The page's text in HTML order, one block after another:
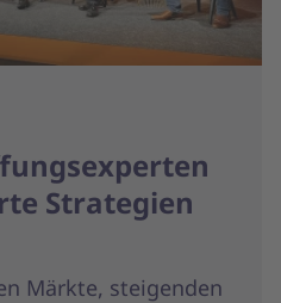
Strategien
Märkte, steigenden